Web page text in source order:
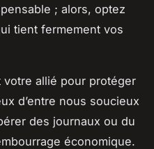
; alors, optez
tient fermement vos
votre allié pour protéger
d’entre nous soucieux
des journaux ou du
économique.